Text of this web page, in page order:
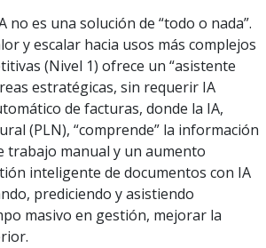
es una solución de “todo o nada”.
y escalar hacia usos más complejos
(Nivel 1) ofrece un “asistente
estratégicas, sin requerir IA
de facturas, donde la IA,
(PLN), “comprende” la información
trabajo manual y un aumento
inteligente de documentos con IA
prediciendo y asistiendo
masivo en gestión, mejorar la